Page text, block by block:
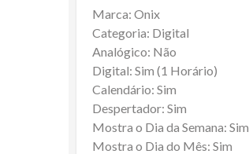
Marca: Onix
Categoria: Digital
Analógico: Não
Digital: Sim (1 Horário)
Calendário: Sim
Despertador: Sim
Mostra o Dia da Semana: Sim
Mostra o Dia do Mês: Sim